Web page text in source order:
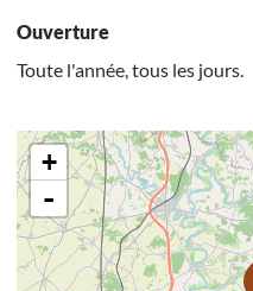
Ouverture
Toute l'année, tous les jours.
+
-